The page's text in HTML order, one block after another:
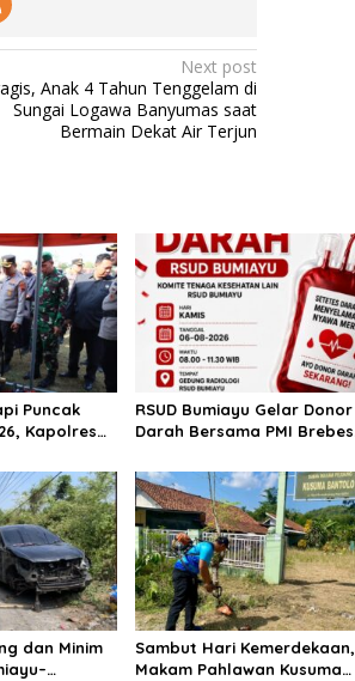
Next post
Anak 4 Tahun Tenggelam di
Sungai Logawa Banyumas saat
Bermain Dekat Air Terjun
Puncak
Kapolres
RSUD Bumiayu Gelar Donor
Darah Bersama PMI Brebes
Indonesia
dan Minim
Sambut Hari Kemerdekaan,
Makam Pahlawan Kusuma